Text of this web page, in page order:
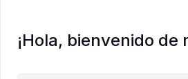
¡Hola, bienvenido de